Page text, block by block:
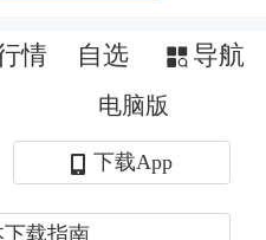
情 自选 导航
电脑版
下载App
载指南